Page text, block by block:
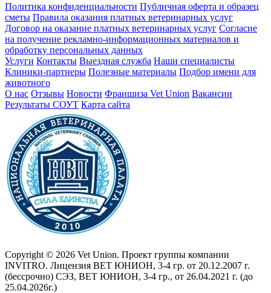
Политика конфиденциальности Публичная оферта и образец
сметы Правила оказания платных ветеринарных услуг
Договор на оказание платных ветеринарных услуг Cогласие
на получение рекламно-информационных материалов и
обработку персональных данных
Услуги Контакты Выездная служба Наши специалисты
Клиники-партнеры Полезные материалы Подбор имени для
животного
О нас Отзывы Новости Франшиза Vet Union Вакансии
Результаты СОУТ Карта сайта
Copyright © 2026 Vet Union. Проект группы компании
INVITRO. Лицензия ВЕТ ЮНИОН, 3-4 гр. от 20.12.2007 г.
(бессрочно) СЭЗ, ВЕТ ЮНИОН, 3-4 гр., от 26.04.2021 г. (до
25.04.2026г.)